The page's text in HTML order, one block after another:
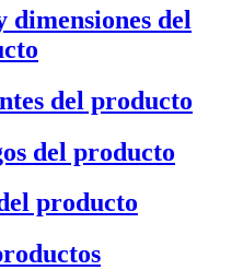
dimensiones del
del producto
del producto
producto